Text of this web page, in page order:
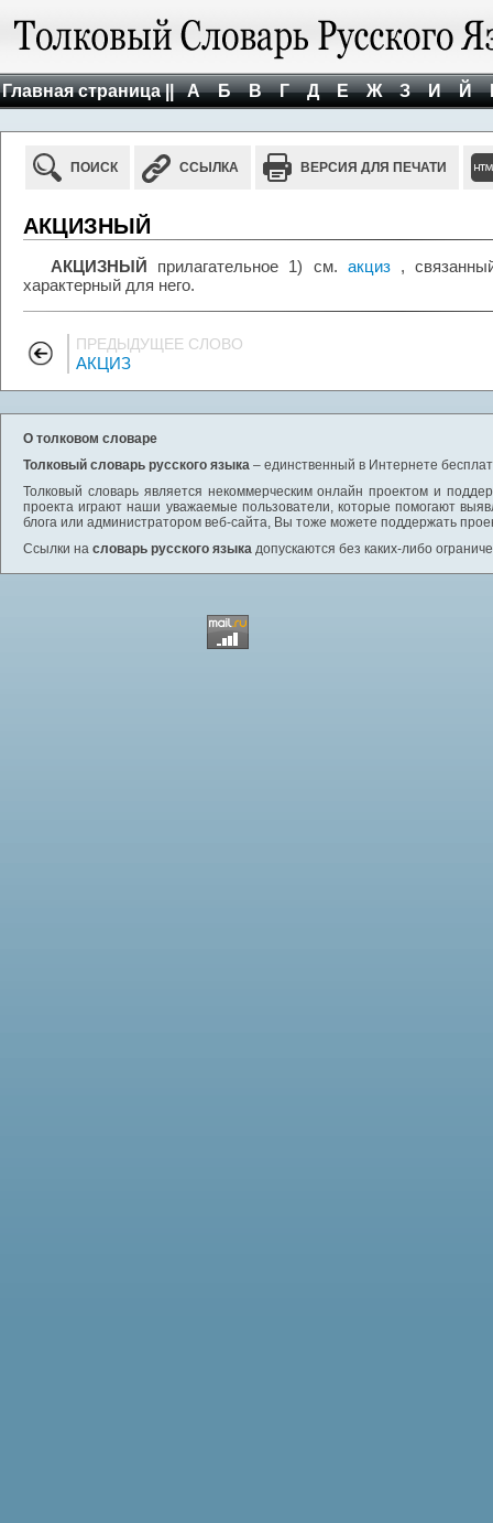
Главная страница || А Б В Г Д Е Ж З И Й
ПОИСК ССЫЛКА ВЕРСИЯ ДЛЯ ПЕЧАТИ
АКЦИЗНЫЙ
АКЦИЗНЫЙ прилагательное 1) см. акциз,
характерный для него.
ПРЕДЫДУЩЕЕ СЛОВО
АКЦИЗ
О толковом словаре
Толковый словарь русского языка – единственный в Интернете
Толковый словарь является некоммерческим онлайн проектом и
проекта играют наши уважаемые пользователи, которые помогают
блога или администратором веб-сайта, Вы тоже можете поддержать
Ссылки на словарь русского языка допускаются без каких-либо